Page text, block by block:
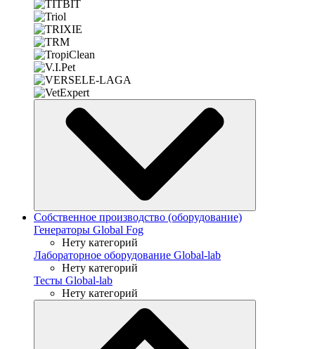
Собственное производство (оборудование)
Генераторы Global Fog
Нету категорий
Лабораторное оборудование Global-lab
Нету категорий
Тесты Global-lab
Нету категорий